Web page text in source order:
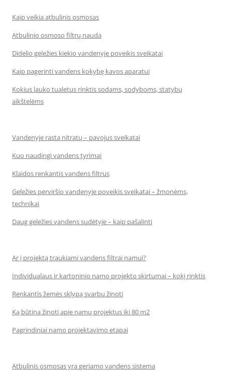
Kaip veikia atbulinis osmosas
Atbulinio osmoso filtrų nauda
Didelio geležies kiekio vandenyje poveikis sveikatai
Kaip pagerinti vandens kokybę kavos aparatui
Kokius lauko tualetus rinktis sodams, sodyboms, statybų
aikštelėms
Vandenyje rasta nitratų – pavojus sveikatai
Kuo naudingi vandens tyrimai
Klaidos renkantis vandens filtrus
Geležies perviršio vandenyje poveikis sveikatai – žmonėms,
technikai
Daug geležies vandens sudėtyje – kaip pašalinti
Ar į projektą traukiami vandens filtrai namui?
Individualaus ir kartoninio namo projekto skirtumai – kokį rinktis
Renkantis žemės sklypą svarbu žinoti
Ką būtina žinoti apie namų projektus iki 80 m2
Pagrindiniai namo projektavimo etapai
Atbulinis osmosas yra geriamo vandens sistema